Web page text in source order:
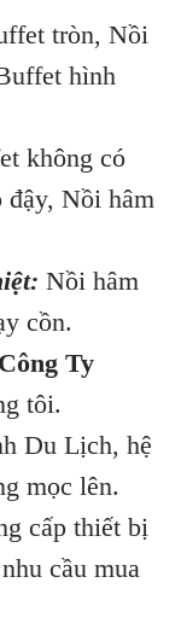
tròn, Nồi
hình
không có
đậy, Nồi hâm
Nồi hâm
cồn.
Công Ty
tôi.
Du Lịch, hệ
mọc lên.
cấp thiết bị
cầu mua